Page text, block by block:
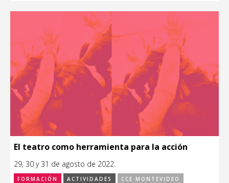
El teatro como herramienta para la acción
29, 30 y 31 de agosto de 2022.
FORMACIÓN ACTIVIDADES CCE MONTEVIDEO